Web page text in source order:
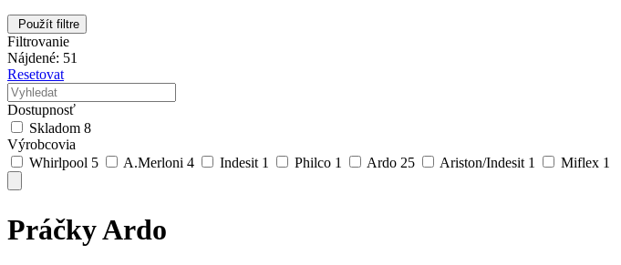
Použít filtre
Filtrovanie
Nájdené: 51
Resetovat
Dostupnosť
Skladom 8
Výrobcovia
Whirlpool 5 A.Merloni 4 Indesit 1 Philco 1 Ardo 25 Ariston/Indesit 1 Miflex 1
Práčky Ardo